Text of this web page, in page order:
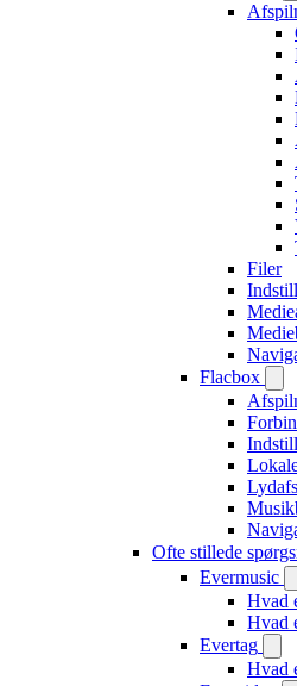
Filer
Flacbox
Ofte stillede
Evermusic
Hvad
Hvad
Evertag
Hvad